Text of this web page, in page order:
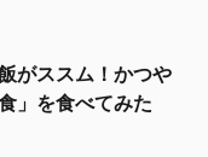
がススム！かつや
」を食べてみた